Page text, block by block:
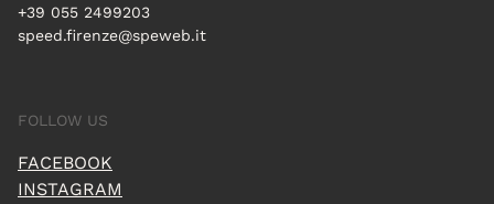
+39 055 2499203
speed.firenze@speweb.it
FOLLOW US
FACEBOOK
INSTAGRAM